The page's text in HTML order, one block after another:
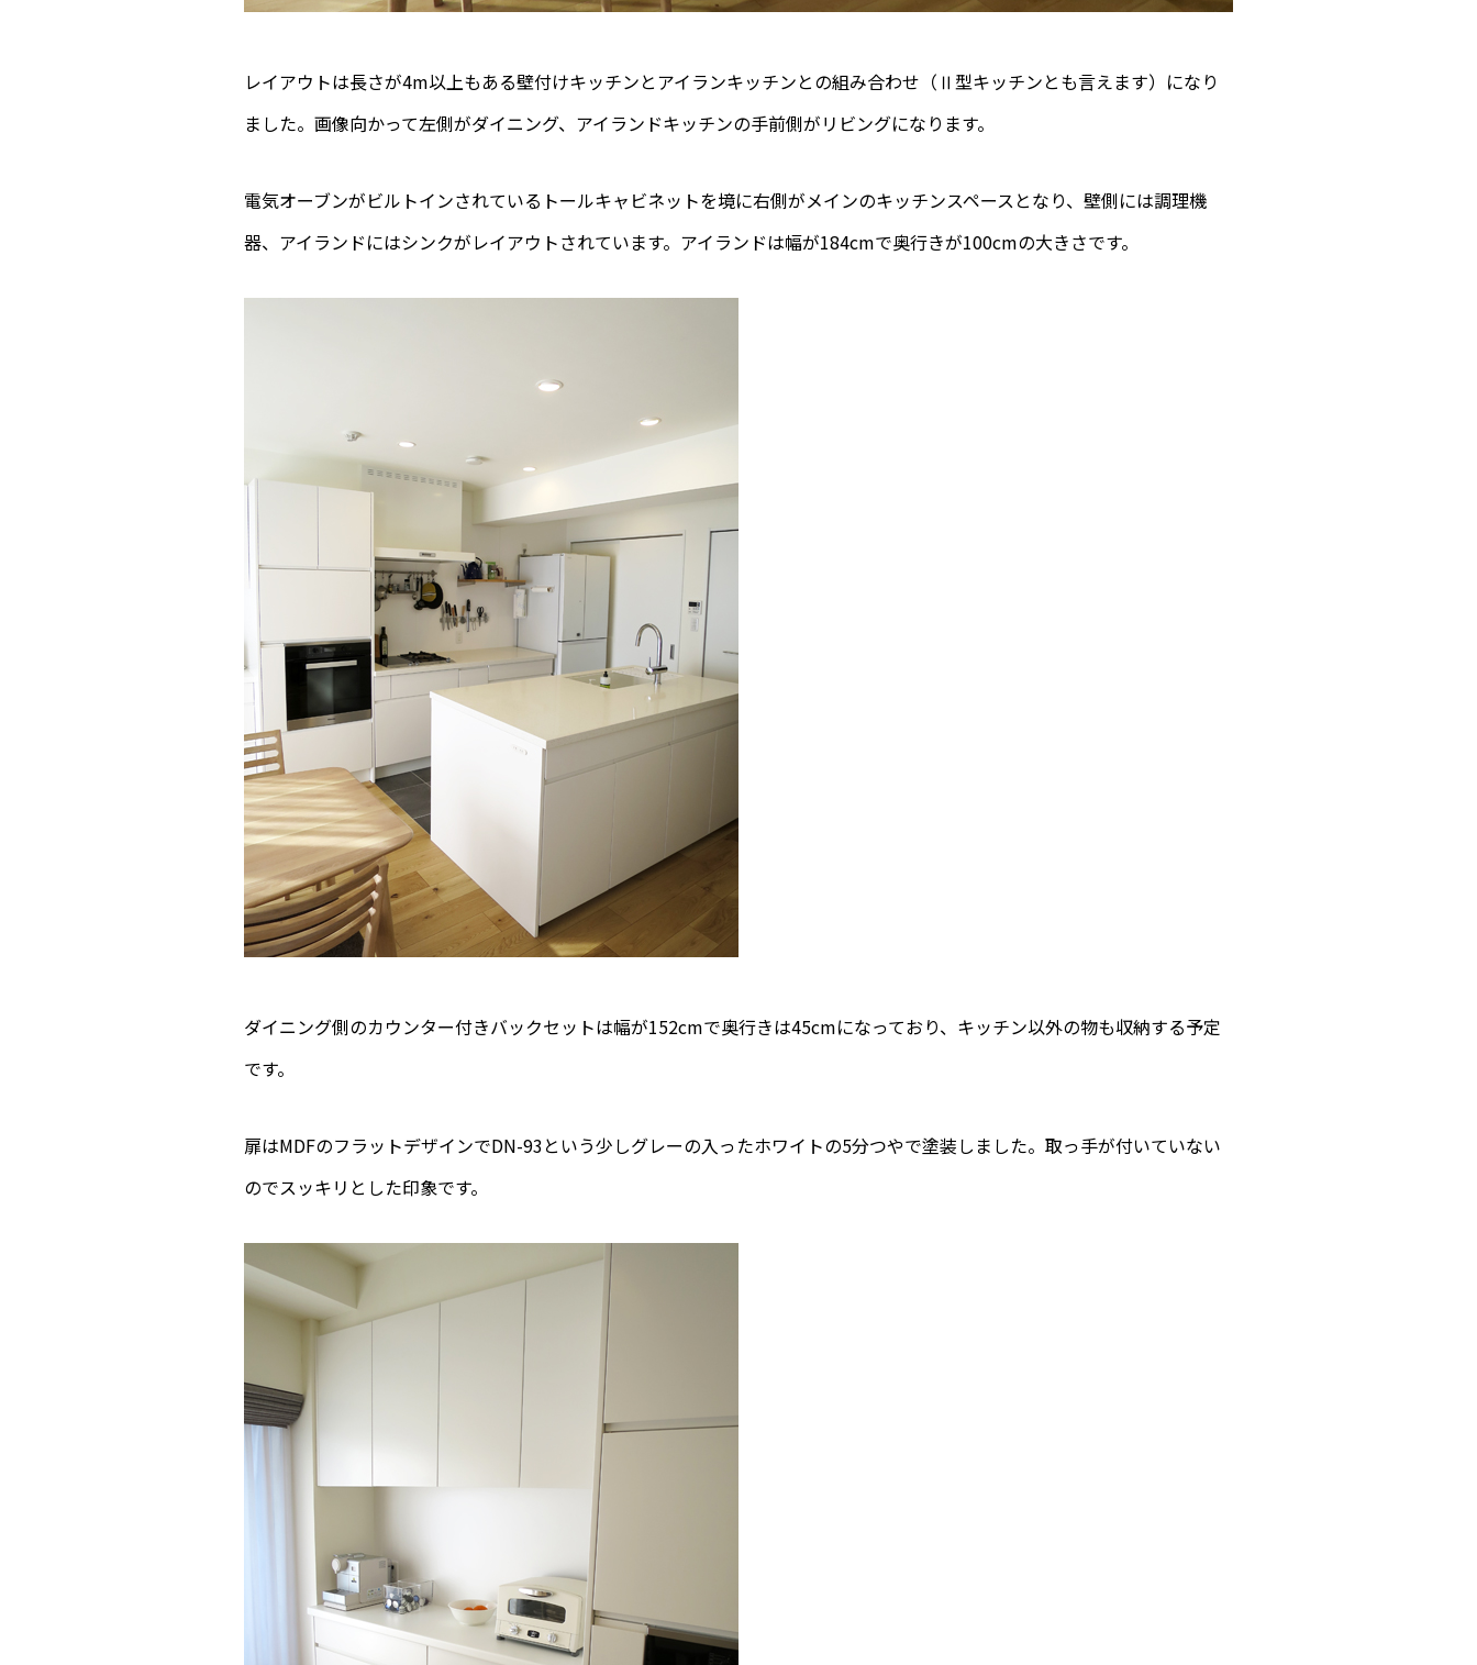
レイアウトは長さが4m以上もある壁付けキッチンとアイランキッチンとの組み合わせ（Ⅱ型キッチンとも言えます）になり
ました。画像向かって左側がダイニング、アイランドキッチンの手前側がリビングになります。
電気オーブンがビルトインされているトールキャビネットを境に右側がメインのキッチンスペースとなり、壁側には調理機
器、アイランドにはシンクがレイアウトされています。アイランドは幅が184cmで奥行きが100cmの大きさです。
ダイニング側のカウンター付きバックセットは幅が152cmで奥行きは45cmになっており、キッチン以外の物も収納する予定
です。
扉はMDFのフラットデザインでDN-93という少しグレーの入ったホワイトの5分つやで塗装しました。取っ手が付いていない
のでスッキリとした印象です。